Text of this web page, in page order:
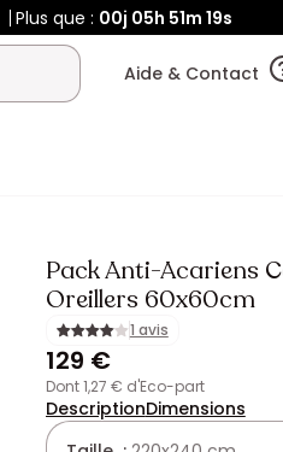
Plus que : 00j 05h 51m 17s
Aide & Contact
Pack Anti-Acariens
Oreillers 60x60cm
1 avis
129 €
dont 1,27 € d'Eco-part
DescriptionDimensions